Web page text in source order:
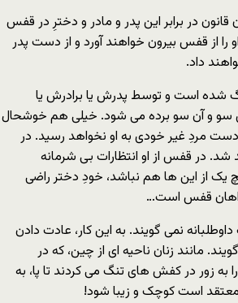
قانون در برابر این پدر و مادر و دخترِ در قفس
از قفس بیرون خواهند آورد و از دست پدر
داد.
شده است و توسط پدرش یا برادرش یا
و آن سو برده مى شود. خیلى هم خوشحال
مردِ غیر خودى به او نخواهد رسید. در
در قفس از او انتظارات بى شرمانه
یک از این ها هم نباشد، خودِ دختر راضى
قفس است…
نمى گویند. به این کار، عادت دادن
مانند زنان ناحیه اى از چین، که در
به زور در کفش هاى تنگ مى کردند تا پا، به
است کوچک و زیبا شود!